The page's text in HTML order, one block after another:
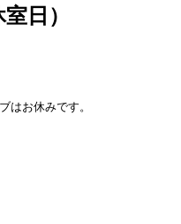
日）
はお休みです。